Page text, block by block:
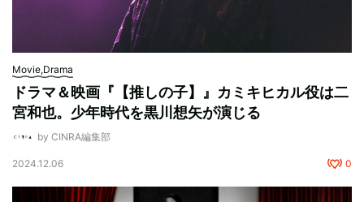
Movie,Drama
ドラマ＆映画『【推しの子】』カミキヒカル役は二
宮和也。少年時代を黒川想矢が演じる
by CINRA編集部
2024.12.06 0